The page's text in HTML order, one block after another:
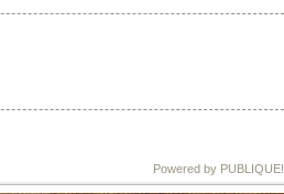
Powered by PUBLIQUE!